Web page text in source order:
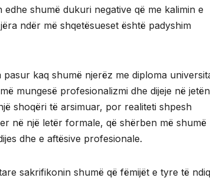
shumë dukuri negative që me kalimin e
ndër më shqetësueset është padyshim
kaq shumë njerëz me diploma
mungesë profesionalizmi dhe dijeje në jetën
shoqëri të arsimuar, por realiteti shpesh
në një letër formale, që shërben më shumë
dhe e aftësive profesionale.
sakrifikonin shumë që fëmijët e tyre të